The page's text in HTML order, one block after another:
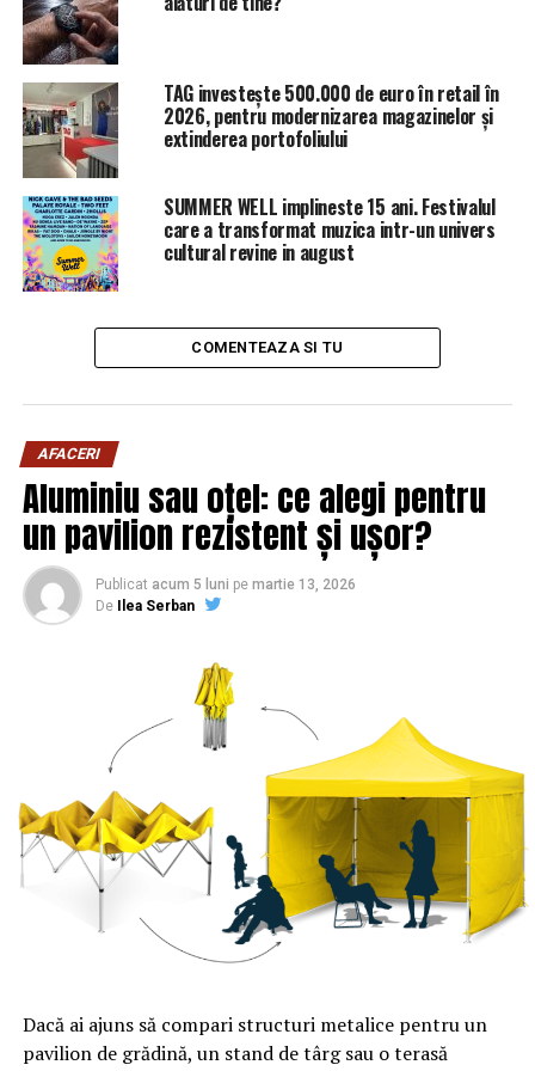
ARTICOLE PE ACEIASI TEMA:
URMATORUL
Din toate datele reiese că Dragnea a orchestrat
acţiunea din 10 august | Sibiul de AZI
NU RATATI
Capul corupției în Europa, decorat cu cea mai înaltă
distincție oferită de statul român | Sibiul de AZI
TAG investește 500.000 de euro în retail în
2026, pentru modernizarea magazinelor și
extinderea portofoliului
SUMMER WELL implineste 15 ani. Festivalul
care a transformat muzica intr-un univers
cultural revine in august
COMENTEAZA SI TU
AFACERI
Aluminiu sau oțel: ce alegi pentru
un pavilion rezistent și ușor?
Publicat acum 5 luni pe martie 13, 2026
De
Ilea Serban
Dacă ai ajuns să compari structuri metalice pentru un
pavilion de grădină, un stand de târg sau o terasă